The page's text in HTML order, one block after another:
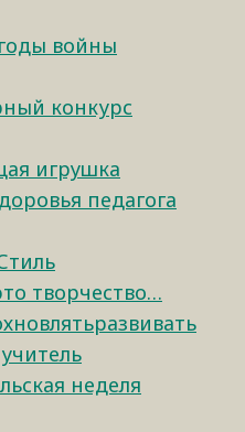
войны
конкурс
игрушка
педагога
творчество…
неделя